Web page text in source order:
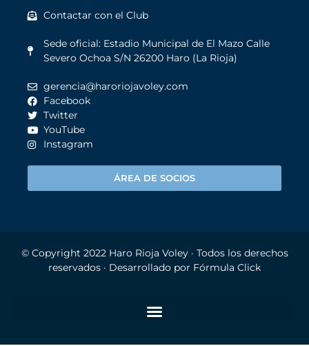
Contactar con el Club
Sede oficial: Estadio Municipal de El Mazo Calle
Severo Ochoa S/N 26200 Haro (La Rioja)
gerencia@haroriojavoley.com
Facebook
Twitter
YouTube
Instagram
ÁREA DE SOCIOS
© Copyright 2022 Haro Rioja Voley· Todos los derechos
reservados · Desarrollado por Fórmula Click